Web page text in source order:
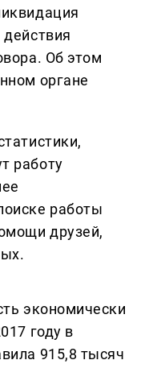
Об этом
органе
работу
работы
друзей,
экономически
году в
915,8 тысяч